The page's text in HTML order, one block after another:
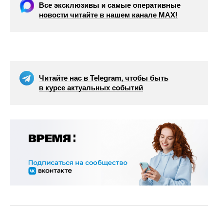
Все эксклюзивы и самые оперативные
новости читайте в нашем канале МАХ!
Читайте нас в Telegram, чтобы быть
в курсе актуальных событий